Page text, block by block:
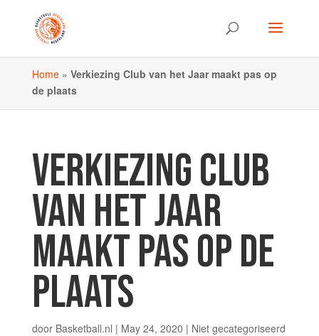
Home» Verkiezing Club van het Jaar maakt pas op
de plaats
VERKIEZING CLUB
VAN HET JAAR
MAAKT PAS OP DE
PLAATS
door Basketball.nl | May 24, 2020 | Niet gecategoriseerd